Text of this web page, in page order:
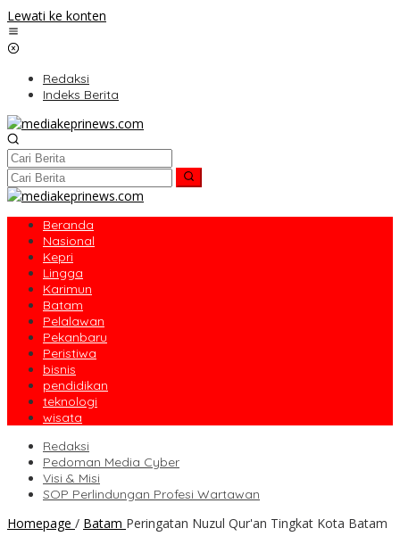
Lewati ke konten
Redaksi
Indeks Berita
Beranda
Nasional
Kepri
Lingga
Karimun
Batam
Pelalawan
Pekanbaru
Peristiwa
bisnis
pendidikan
teknologi
wisata
Redaksi
Pedoman Media Cyber
Visi & Misi
SOP Perlindungan Profesi Wartawan
Homepage / Batam Peringatan Nuzul Qur'an Tingkat Kota Batam